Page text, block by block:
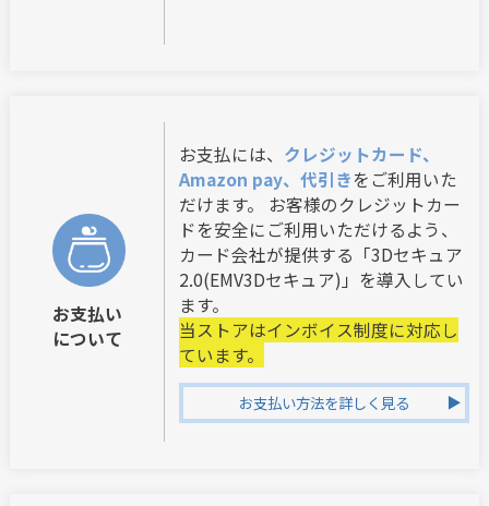
お支払い
について
お支払には、 クレジットカード、
Amazon pay、代引きをご利用いた
だけます。 お客様のクレジットカー
ドを安全にご利用いただけるよう、
カード会社が提供する「3Dセキュア
2.0(EMV3Dセキュア)」を導入してい
ます。
当ストアはインボイス制度に対応し
ています。
お支払い方法を詳しく見る